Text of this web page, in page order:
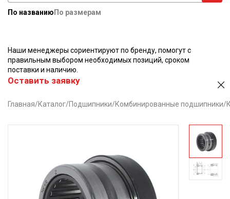
По названию По размерам
Наши менеджеры сориентируют по бренду, помогут с
правильным выбором необходимых позиций, сроком
поставки и наличию.
Оставить заявку
Главная/Каталог/Подшипники/Комбинированные подшипники/